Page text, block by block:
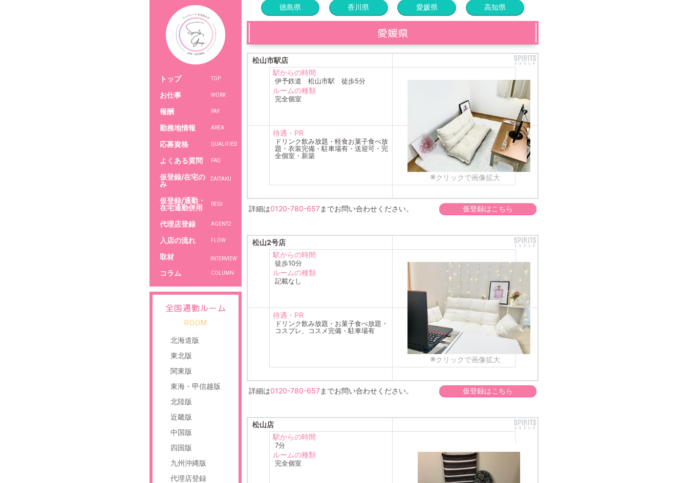
トップ TOP
お仕事 WORK
報酬 PAY
勤務地情報 AREA
応募資格 QUALIFIED
よくある質問 FAQ
仮登録/在宅の
み
仮登録/通勤・
在宅通勤併用
REGI
代理店登録 AGENT2
入店の流れ FLOW
取材
コラム
COLUMN
全国通勤ルーム
ROOM
北海道版
東北版
関東版
東海・甲信越版
北陸版
近畿版
中国版
四国版
九州沖縄版
代理店登録
徳島県 香川県 愛媛県 高知県
愛媛県
松山市駅店
駅からの時間
伊予鉄道 松山市駅 徒歩5分
ルームの種類
完全個室
待遇・PR
ドリンク飲み放題・軽食お菓子食べ放
題・衣装完備・駐車場有・送迎可・完
全個室・新築
※クリックで画像拡大
詳細は0120-780-657までお問い合わせください。 仮登録はこちら
松山2号店
駅からの時間
徒歩10分
ルームの種類
記載なし
待遇・PR
ドリンク飲み放題・お菓子食べ放題・
コスプレ、コスメ完備・駐車場有
※クリックで画像拡大
詳細は0120-780-657までお問い合わせください。 仮登録はこちら
松山店
駅からの時間
7分
ルームの種類
完全個室